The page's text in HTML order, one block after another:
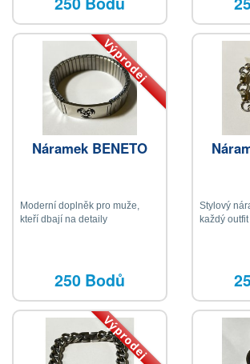
Výprodej
Náramek BENETO
Moderní doplněk pro muže,
kteří dbají na detaily
250 Bodů
Stylový
každý outfit
Výprodej